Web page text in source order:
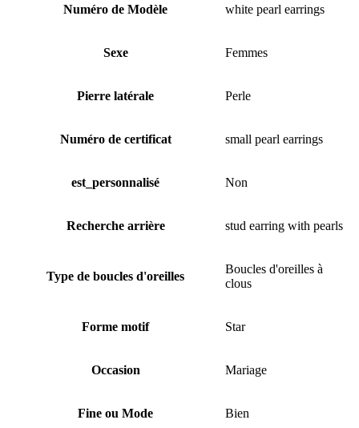
Numéro de Modèle white pearl earrings
Sexe Femmes
Pierre latérale Perle
Numéro de certificat small pearl earrings
est_personnalisé Non
Recherche arrière stud earring with pearls
Type de boucles d'oreilles
Boucles d'oreilles à
clous
Forme motif Star
Occasion Mariage
Fine ou Mode Bien